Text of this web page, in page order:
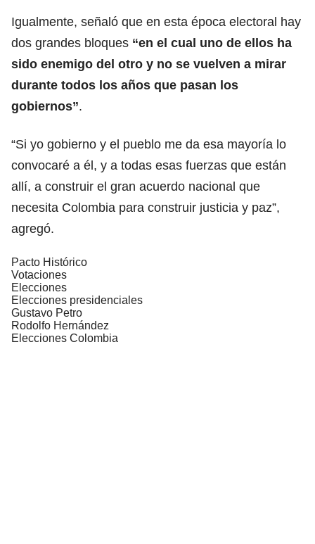
Igualmente, señaló que en esta época electoral hay
dos grandes bloques “en el cual uno de ellos ha
sido enemigo del otro y no se vuelven a mirar
durante todos los años que pasan los
gobiernos”.
“Si yo gobierno y el pueblo me da esa mayoría lo
convocaré a él, y a todas esas fuerzas que están
allí, a construir el gran acuerdo nacional que
necesita Colombia para construir justicia y paz”,
agregó.
Pacto Histórico
Votaciones
Elecciones
Elecciones presidenciales
Gustavo Petro
Rodolfo Hernández
Elecciones Colombia